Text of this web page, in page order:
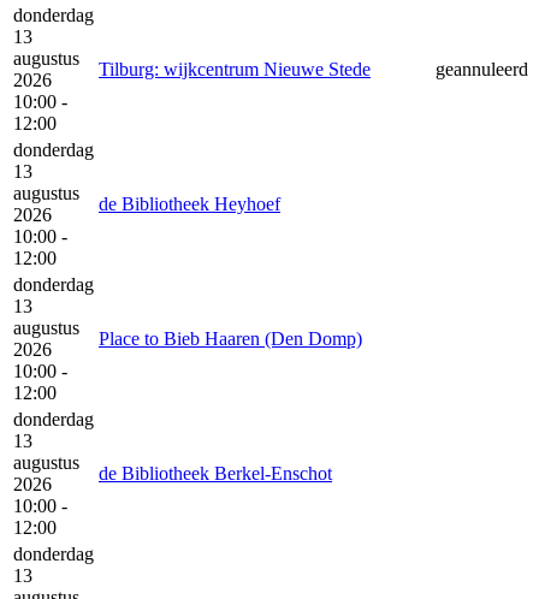
donderdag
13
augustus
2026
10:00 -
12:00
Tilburg: wijkcentrum Nieuwe Stede geannuleerd
donderdag
13
augustus
2026
10:00 -
12:00
de Bibliotheek Heyhoef
donderdag
13
augustus
2026
10:00 -
12:00
Place to Bieb Haaren (Den Domp)
donderdag
13
augustus
2026
10:00 -
12:00
de Bibliotheek Berkel-Enschot
donderdag
13